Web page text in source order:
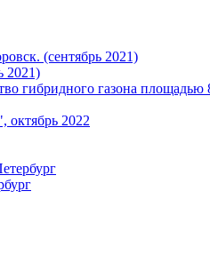
(сентябрь 2021)
2021)
гибридного газона
октябрь 2022